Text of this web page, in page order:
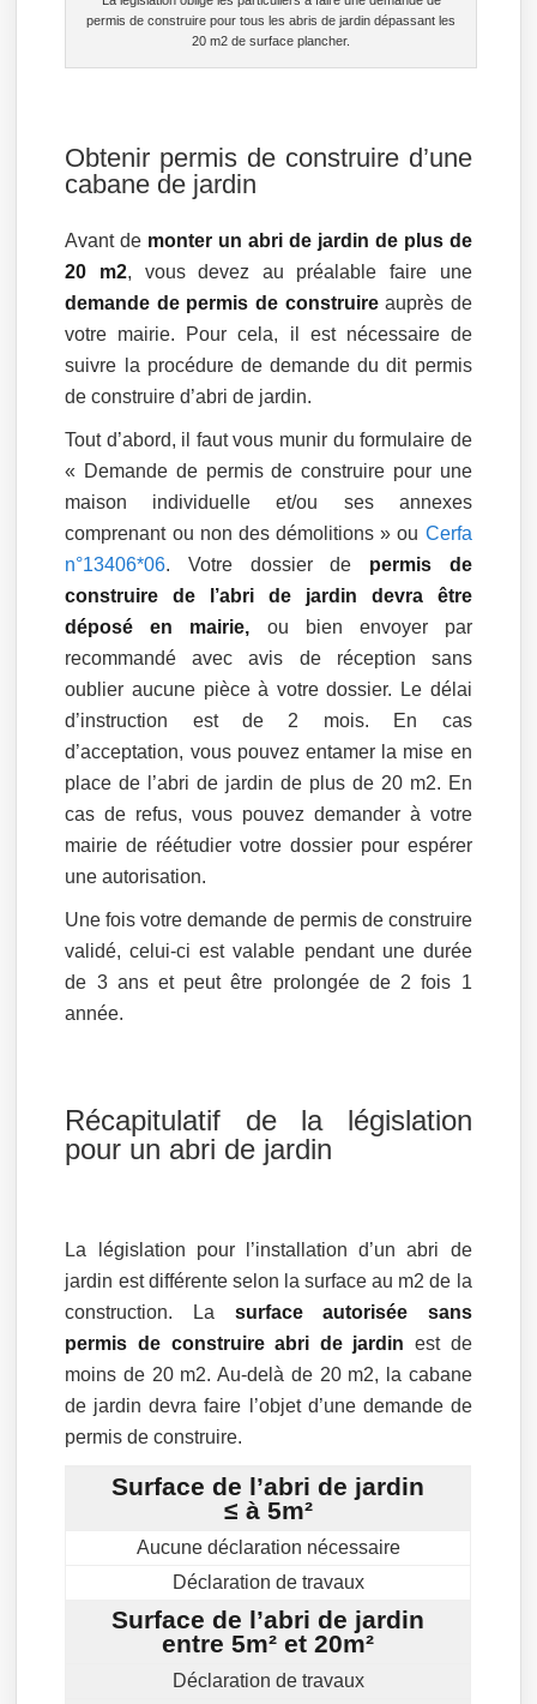
permis de construire pour tous les abris de jardin dépassant les
20 m2 de surface plancher.
Obtenir permis de construire d’une
cabane de jardin
Avant de monter un abri de jardin de plus de
20 m2, vous devez au préalable faire une
demande de permis de construireauprès de
votre mairie. Pour cela, il est nécessaire de
suivre la procédure de demande du dit permis
de construire d’abri de jardin.
Tout d’abord, il faut vous munir du formulaire de
« Demande de permis de construire pour une
maison individuelle et/ou ses annexes
comprenant ou non des démolitions » ou Cerfa
n°13406*06. Votre dossier de permis de
construire de l’abri de jardin devra être
déposé en mairie, ou bien envoyer par
recommandé avec avis de réception sans
oublier aucune pièce à votre dossier. Le délai
d’instruction est de 2 mois. En cas
d’acceptation, vous pouvez entamer la mise en
place de l’abri de jardin de plus de 20 m2. En
cas de refus, vous pouvez demander à votre
mairie de réétudier votre dossier pour espérer
une autorisation.
Une fois votre demande de permis de construire
validé, celui-ci est valable pendant une durée
de 3 ans et peut être prolongée de 2 fois 1
année.
Récapitulatif de la législation
pour un abri de jardin
La législation pour l’installation d’un abri de
jardin est différente selon la surface au m2 de la
construction. La surface autorisée sans
permis de construire abri de jardin est de
moins de 20 m2. Au-delà de 20 m2, la cabane
de jardin devra faire l’objet d’une demande de
permis de construire.
Surface de l’abri de jardin
≤ à 5m²
Aucune déclaration nécessaire
Déclaration de travaux
Surface de l’abri de jardin
entre 5m² et 20m²
Déclaration de travaux